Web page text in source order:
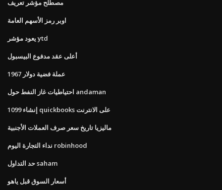
مصطلح مؤشر تعريف
اوبر رمز الأسهم العامة
يعود مؤشر ytd
أعلى عقد مدفوع البيسبول
1967 عملة فضية دولار
احتياطيات غاز النفط حول andaman
إنشاء 1099 quickbooks على الانترنت
ماليزيا تاريخ سعر صرف العملات الأجنبية
نداء التجارة اليوم robinhood
حد التداول saham
أسعار السوق قبل ياهو